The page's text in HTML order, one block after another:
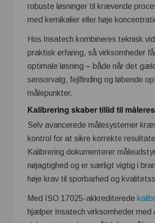
robuste løsninger til krævende
med kemikalier eller høje
Hos Insatech kombineres teknisk
praktisk erfaring, så virksomheder
optimale løsning – både når det
sensorvalg, fejlfinding og løbende
målepunkter.
Kalibrering skaber tillid til
Selv avancerede målesystemer
kontrol for at sikre korrekte
Kalibrering dokumenterer
nøjagtighed og er særligt vigtig i
høje krav til sporbarhed og
Med ISO 17025-akkrediterede
hjælper Insatech virksomheder med